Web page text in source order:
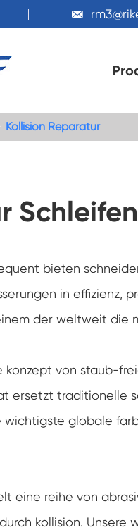

Kollision Reparatur
bieten
in effizienz,
der weltweit die
konzept von staub-
ersetzt traditionelle
globale
eine reihe von
kollision. Unsere